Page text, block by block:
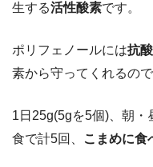
生する活性酸素です。
ポリフェノールには抗
素から守ってくれるので
1日25g(5gを5個)、朝・
食で計5回、
こまめに食